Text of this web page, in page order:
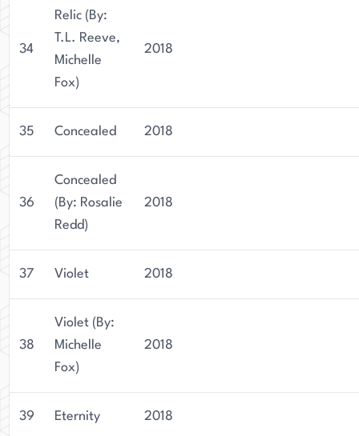
34
Relic (By:
T.L. Reeve,
Michelle
Fox)
2018
35 Concealed 2018
36
Concealed
(By: Rosalie
Redd)
2018
37 Violet 2018
38
Violet (By:
Michelle
Fox)
2018
39 Eternity 2018